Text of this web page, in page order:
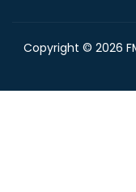
Copyright © 2026